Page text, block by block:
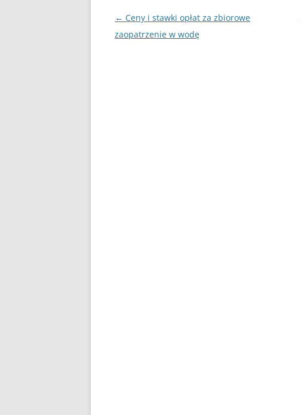
Nawigacja
wpisu
← Ceny i stawki opłat za zbiorowe
zaopatrzenie w wodę